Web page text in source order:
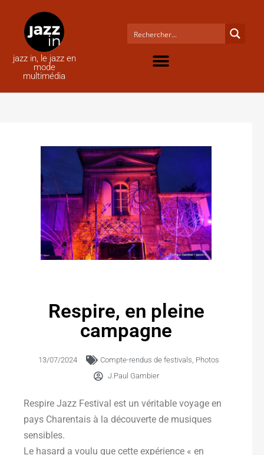
jazz in, le jazz en
mode
multimédia
Respire, en pleine
campagne
13/07/2024 Compte-rendus de festivals, Photos
J.Paul Gambier
Respire Jazz Festival est un véritable voyage en
pays Charentais à la découverte de musiques
sensibles.
Le hasard a voulu que cette expérience « en